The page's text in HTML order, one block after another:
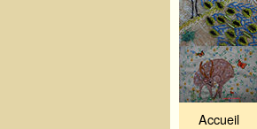
Accueil